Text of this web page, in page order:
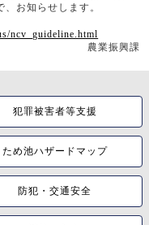
お知らせします。
ncv_guideline.html
農業振興課
犯罪被害者等支援
ため池ハザードマップ
防犯・交通安全